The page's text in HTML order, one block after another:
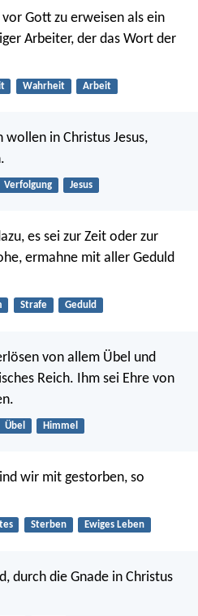
Gott zu erweisen als ein
Arbeiter, der das Wort der
Wahrheit Arbeit
in Christus Jesus,
Verfolgung Jesus
es sei zur Zeit oder zur
ermahne mit aller Geduld
Strafe Geduld
von allem Übel und
Reich. Ihm sei Ehre von
Übel Himmel
wir mit gestorben, so
Sterben Ewiges Leben
durch die Gnade in Christus